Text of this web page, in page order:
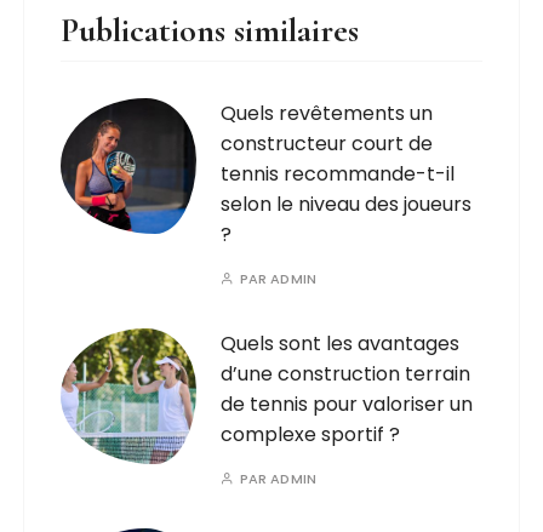
Publications similaires
Quels revêtements un
constructeur court de
tennis recommande-t-il
selon le niveau des joueurs
?
PARADMIN
Quels sont les avantages
d’une construction terrain
de tennis pour valoriser un
complexe sportif ?
PARADMIN